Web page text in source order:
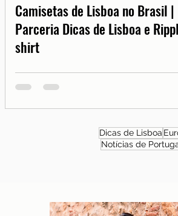
Camisetas de Lisboa no Brasil |
Parceria Dicas de Lisboa e
shirt
Dicas de Lisboa
Notícias de